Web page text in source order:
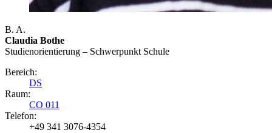
B. A.
Claudia Bothe
Studienorientierung – Schwerpunkt Schule
Bereich:
DS
Raum:
CO 011
Telefon:
+49 341 3076-4354